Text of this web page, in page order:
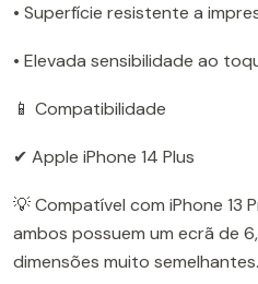
• Superfície resistente a
• Elevada sensibilidade ao
📱 Compatibilidade
✔ Apple iPhone 14 Plus
💡 Compatível com iPhone 13
ambos possuem um ecrã de
dimensões muito semelhantes.